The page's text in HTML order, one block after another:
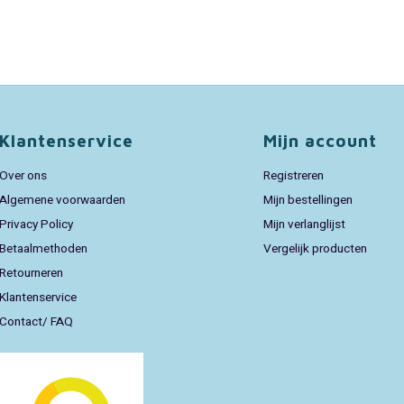
Klantenservice
Over ons
Algemene voorwaarden
Privacy Policy
Betaalmethoden
Retourneren
Klantenservice
Contact/ FAQ
Mijn account
Registreren
Mijn bestellingen
Mijn verlanglijst
Vergelijk producten